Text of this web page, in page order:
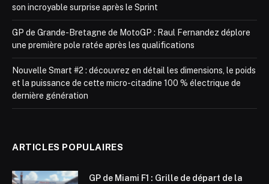
son incroyable surprise après le Sprint
GP de Grande-Bretagne de MotoGP : Raul Fernandez déplore
une première pole ratée après les qualifications
Nouvelle Smart #2 : découvrez en détail les dimensions, le poids
et la puissance de cette micro-citadine 100 % électrique de
dernière génération
ARTICLES POPULAIRES
GP de Miami F1 : Grille de départ de la